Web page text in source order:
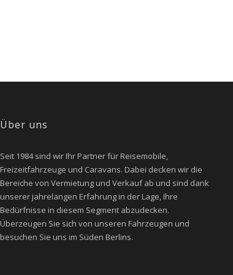
Über uns
Seit 1984 sind wir Ihr Partner für Reisemobile,
Freizeitfahrzeuge und Caravans. Dabei decken wir die
Bereiche von Vermietung und Verkauf ab und sind dank
unserer jahrelangen Erfahrung in der Lage, Ihre
Bedürfnisse in diesem Segment abzudecken.
Überzeugen Sie sich von unseren Fahrzeugen und
besuchen Sie uns im Süden Berlins.